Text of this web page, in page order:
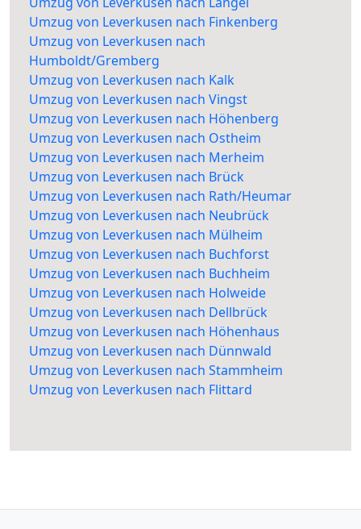
Umzug von Leverkusen nach Finkenberg
Umzug von Leverkusen nach
Humboldt/Gremberg
Umzug von Leverkusen nach Kalk
Umzug von Leverkusen nach Vingst
Umzug von Leverkusen nach Höhenberg
Umzug von Leverkusen nach Ostheim
Umzug von Leverkusen nach Merheim
Umzug von Leverkusen nach Brück
Umzug von Leverkusen nach Rath/Heumar
Umzug von Leverkusen nach Neubrück
Umzug von Leverkusen nach Mülheim
Umzug von Leverkusen nach Buchforst
Umzug von Leverkusen nach Buchheim
Umzug von Leverkusen nach Holweide
Umzug von Leverkusen nach Dellbrück
Umzug von Leverkusen nach Höhenhaus
Umzug von Leverkusen nach Dünnwald
Umzug von Leverkusen nach Stammheim
Umzug von Leverkusen nach Flittard